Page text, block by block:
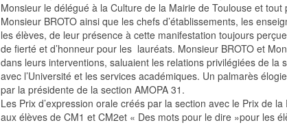
Monsieur le délégué à la Culture de la Mairie de Toulouse et tout
Monsieur BROTO ainsi que les chefs d’établissements, les
les élèves, de leur présence à cette manifestation toujours
de fierté et d’honneur pour les lauréats. Monsieur BROTO et
dans leurs interventions, saluaient les relations privilégiées de la
avec l’Université et les services académiques. Un palmarès
par la présidente de la section AMOPA 31.
Les Prix d’expression orale créés par la section avec le Prix de
aux élèves de CM1 et CM2et « Des mots pour le dire »pour les